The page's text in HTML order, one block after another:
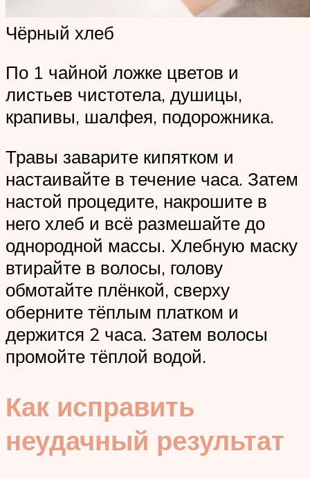
Чёрный хлеб
По 1 чайной ложке цветов и
листьев чистотела, душицы,
крапивы, шалфея, подорожника.
Травы заварите кипятком и
настаивайте в течение часа. Затем
настой процедите, накрошите в
него хлеб и всё размешайте до
однородной массы. Хлебную маску
втирайте в волосы, голову
обмотайте плёнкой, сверху
оберните тёплым платком и
держится 2 часа. Затем волосы
промойте тёплой водой.
Как исправить
неудачный результат